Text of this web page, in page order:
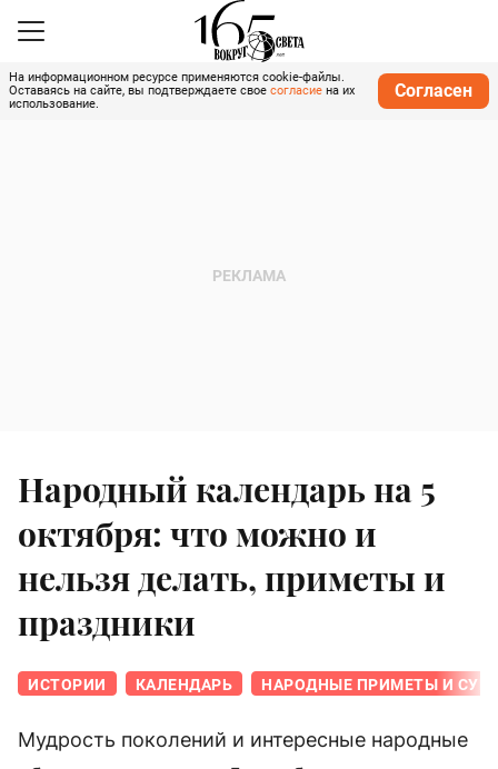
На информационном ресурсе применяются cookie-файлы.
Оставаясь на сайте, вы подтверждаете свое согласие на их
использование.
Согласен
Народный календарь на 5
октября: что можно и
нельзя делать, приметы и
праздники
ИСТОРИИ КАЛЕНДАРЬ НАРОДНЫЕ ПРИМЕТЫ И
Мудрость поколений и интересные народные